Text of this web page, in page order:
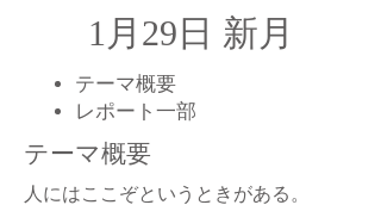
1月29日 新月
テーマ概要
​レポート一部
テーマ概要
人にはここぞというときがある。